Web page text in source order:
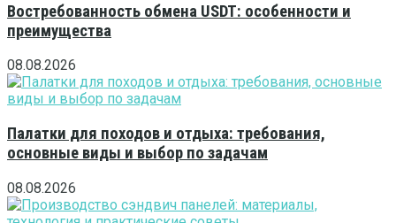
Востребованность обмена USDT: особенности и
преимущества
08.08.2026
Палатки для походов и отдыха: требования,
основные виды и выбор по задачам
08.08.2026